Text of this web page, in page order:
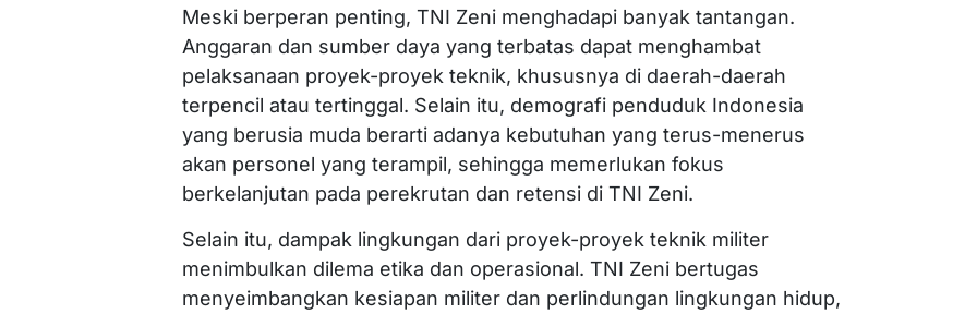
Meski berperan penting, TNI Zeni menghadapi banyak tantangan.
Anggaran dan sumber daya yang terbatas dapat menghambat
pelaksanaan proyek-proyek teknik, khususnya di daerah-daerah
terpencil atau tertinggal. Selain itu, demografi penduduk Indonesia
yang berusia muda berarti adanya kebutuhan yang terus-menerus
akan personel yang terampil, sehingga memerlukan fokus
berkelanjutan pada perekrutan dan retensi di TNI Zeni.
Selain itu, dampak lingkungan dari proyek-proyek teknik militer
menimbulkan dilema etika dan operasional. TNI Zeni bertugas
menyeimbangkan kesiapan militer dan perlindungan lingkungan hidup,